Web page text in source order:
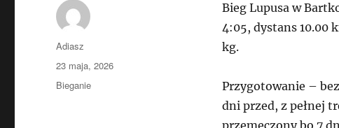
Bieg Lupusa w
4:05, dystans 10.00
kg.
Przygotowanie –
dni przed, z pełnej
przemęczony bo 7
Autor
Adiasz
Data
publikacji
23 maja, 2026
Kategorie
Bieganie